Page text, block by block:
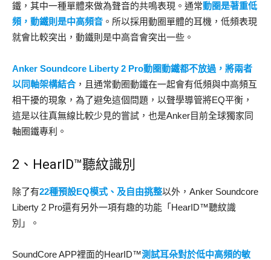
鐵，其中一種單體來做為聲音的共鳴表現。通常動圈是著重低
頻，動鐵則是中高頻音 。所以採用動圈單體的耳機，低頻表現
就會比較突出，動鐵則是中高音會突出一些。
Anker Soundcore Liberty 2 Pro動圈動鐵都不放過，將兩者
以同軸架構結合 ，且通常動圈動鐵在一起會有低頻與中高頻互
相干擾的現象，為了避免這個問題，以聲學導管將EQ平衡，
這是以往真無線比較少見的嘗試，也是Anker目前全球獨家同
軸圈鐵專利。
2、HearID™聽紋識別
除了有22種預設EQ模式、及自由挑整以外，Anker Soundcore
Liberty 2 Pro還有另外一項有趣的功能「HearID™聽紋識
別」。
SoundCore APP裡面的HearID™測試耳朵對於低中高頻的敏